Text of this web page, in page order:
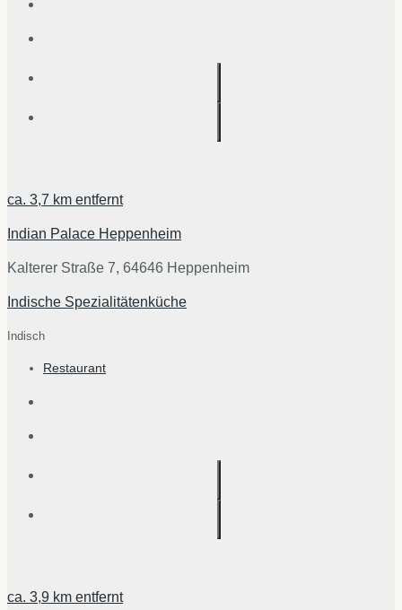
ca. 3,7 km entfernt
Indian Palace Heppenheim
Kalterer Straße 7, 64646 Heppenheim
Indische Spezialitätenküche
Indisch
Restaurant
ca. 3,9 km entfernt